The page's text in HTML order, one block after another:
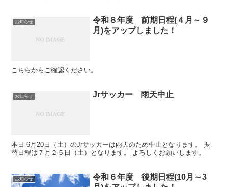
お知らせ
令和８年度 前期日程(４月～９
月)をアップしました！
こちらからご確認ください。
お知らせ Jrサッカー 雨天中止
本日 6月20日（土）のJrサッカーは雨天のため中止となります。 振
替日程は７月２５日（土）となります。 よろしくお願いします。
お知らせ
令和６年度 後期日程(10月～3